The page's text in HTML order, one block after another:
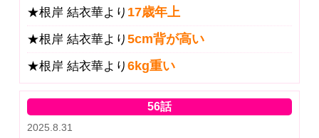
★根岸 結衣華より 17歳年上
★根岸 結衣華より5cm背が高い
★根岸 結衣華より6kg重い
56話
2025.8.31